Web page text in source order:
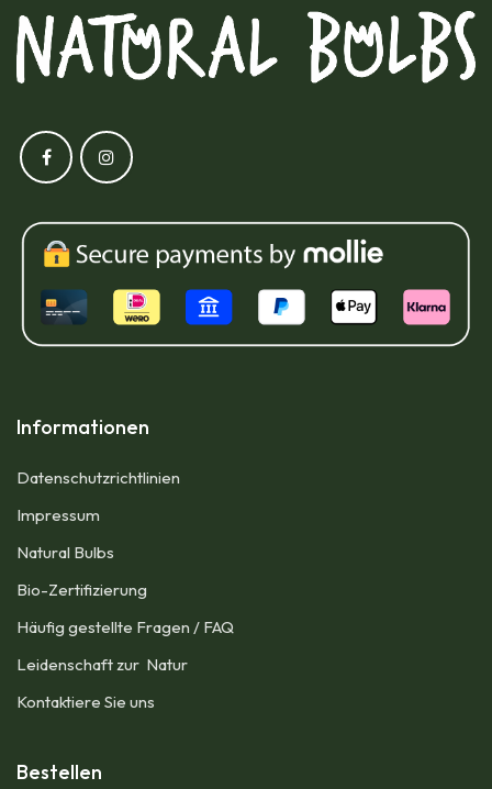
Informationen
Datenschutzrichtlinien
Impressum​
Natural Bulbs
Bio-Zertifizierung
Häufig gestellte Fragen / FAQ
Leidenschaft zur Natur
Kontaktiere Sie uns
Bestellen